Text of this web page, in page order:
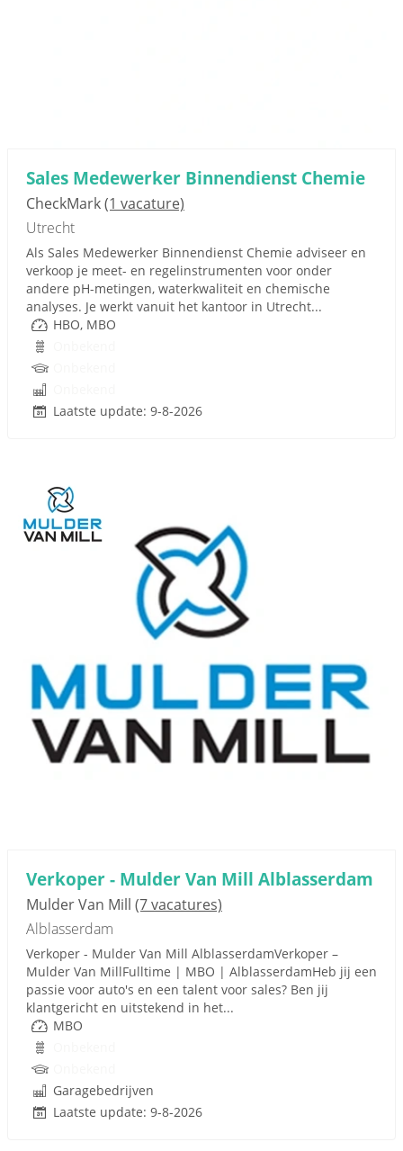
Sales Medewerker Binnendienst Chemie
CheckMark(1 vacature)
Utrecht
Als Sales Medewerker Binnendienst Chemie adviseer en
verkoop je meet- en regelinstrumenten voor onder
andere pH-metingen, waterkwaliteit en chemische
analyses. Je werkt vanuit het kantoor in Utrecht...
HBO, MBO
Laatste update: 9-8-2026
Verkoper - Mulder Van Mill Alblasserdam
Mulder Van Mill (7 vacatures)
Alblasserdam
Verkoper - Mulder Van Mill AlblasserdamVerkoper –
Mulder Van MillFulltime | MBO | AlblasserdamHeb jij een
passie voor auto's en een talent voor sales? Ben jij
klantgericht en uitstekend in het...
MBO
Garagebedrijven
Laatste update: 9-8-2026